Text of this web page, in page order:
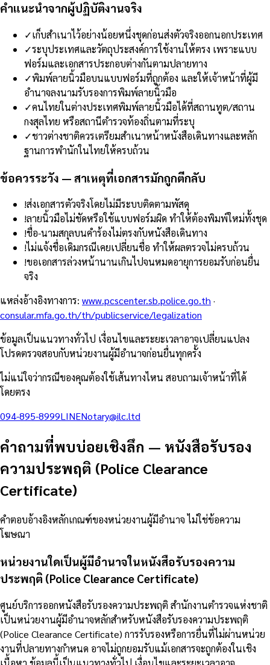
คำแนะนำจากผู้ปฏิบัติงานจริง
✓เก็บสำเนาไว้อย่างน้อยหนึ่งชุดก่อนส่งตัวจริงออกนอกประเทศ
✓ระบุประเทศและวัตถุประสงค์การใช้งานให้ตรง เพราะแบบ
ฟอร์มและเอกสารประกอบต่างกันตามปลายทาง
✓พิมพ์ลายนิ้วมือบนแบบฟอร์มที่ถูกต้อง และให้เจ้าหน้าที่ผู้มี
อำนาจลงนามรับรองการพิมพ์ลายนิ้วมือ
✓คนไทยในต่างประเทศพิมพ์ลายนิ้วมือได้ที่สถานทูต/สถาน
กงสุลไทย หรือสถานีตำรวจท้องถิ่นตามที่ระบุ
✓ชาวต่างชาติควรเตรียมสำเนาหน้าหนังสือเดินทางและหลัก
ฐานการพำนักในไทยให้ครบถ้วน
ข้อควรระวัง — สาเหตุที่เอกสารมักถูกตีกลับ
!ส่งเอกสารตัวจริงโดยไม่มีระบบติดตามพัสดุ
!ลายนิ้วมือไม่ชัดหรือใช้แบบฟอร์มผิด ทำให้ต้องพิมพ์ใหม่ทั้งชุด
!ชื่อ-นามสกุลบนคำร้องไม่ตรงกับหนังสือเดินทาง
!ไม่แจ้งชื่อเดิมกรณีเคยเปลี่ยนชื่อ ทำให้ผลตรวจไม่ครบถ้วน
!ขอเอกสารล่วงหน้านานเกินไปจนหมดอายุการยอมรับก่อนยื่น
จริง
แหล่งอ้างอิงทางการ: www.pcscenter.sb.police.go.th ·
consular.mfa.go.th/th/publicservice/legalization
ข้อมูลเป็นแนวทางทั่วไป เงื่อนไขและระยะเวลาอาจเปลี่ยนแปลง
โปรดตรวจสอบกับหน่วยงานผู้มีอำนาจก่อนยื่นทุกครั้ง
ไม่แน่ใจว่ากรณีของคุณต้องใช้เส้นทางไหน สอบถามเจ้าหน้าที่ได้
โดยตรง
094-895-8999LINENotary@ilc.ltd
คำถามที่พบบ่อยเชิงลึก — หนังสือรับรอง
ความประพฤติ (Police Clearance
Certificate)
คำตอบอ้างอิงหลักเกณฑ์ของหน่วยงานผู้มีอำนาจ ไม่ใช่ข้อความ
โฆษณา
หน่วยงานใดเป็นผู้มีอำนาจในหนังสือรับรองความ
ประพฤติ (Police Clearance Certificate)
ศูนย์บริการออกหนังสือรับรองความประพฤติ สำนักงานตำรวจแห่งชาติ
เป็นหน่วยงานผู้มีอำนาจหลักสำหรับหนังสือรับรองความประพฤติ
(Police Clearance Certificate) การรับรองหรือการยื่นที่ไม่ผ่านหน่วย
งานที่ปลายทางกำหนด อาจไม่ถูกยอมรับแม้เอกสารจะถูกต้องในเชิง